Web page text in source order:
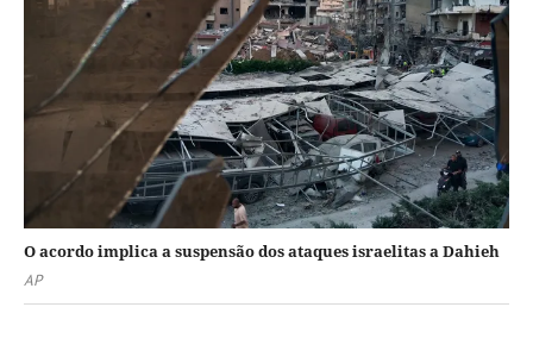
O acordo implica a suspensão dos ataques israelitas a Dahieh
AP